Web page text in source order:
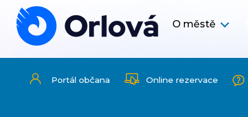
O městě
Portál občana Online rezervace